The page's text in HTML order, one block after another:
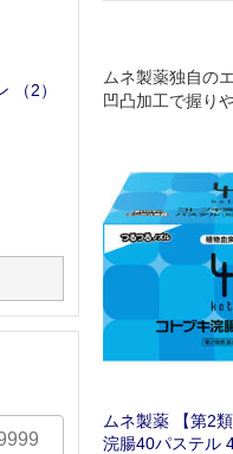
（2）
ムネ製薬独自の
凹凸加工で握り
た独自の形は根
支援
ナチュラルカラ
目立たない
ノズルの長さは
ムネ製薬 【第2
浣腸40パステル